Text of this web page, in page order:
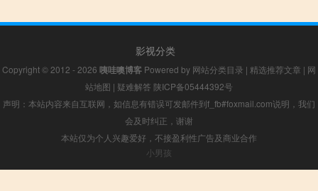
影视分类
Copyright © 2012 - 2026 咦哇噢博客 Powered by 网站分类目录 | 精选推荐文章 | 网
站地图 | 疑难解答 陕ICP备05444392号
声明：本站内容来自互联网，如信息有错误可发邮件到f_fb#foxmail.com说明，我们
会及时纠正，谢谢
本站仅为个人兴趣爱好，不接盈利性广告及商业合作
小男孩